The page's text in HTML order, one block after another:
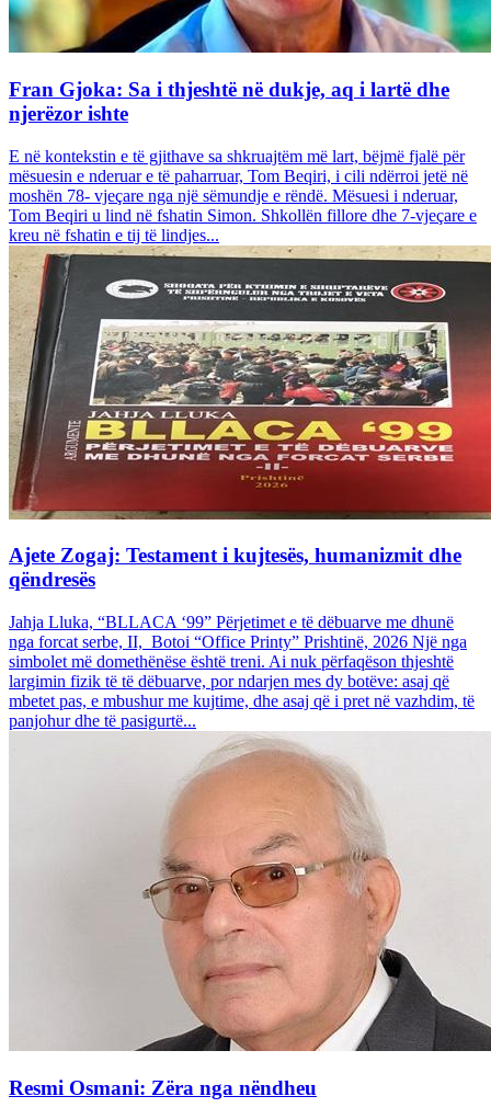
Fran Gjoka: Sa i thjeshtë në dukje, aq i lartë dhe
njerëzor ishte
E në kontekstin e të gjithave sa shkruajtëm më lart, bëjmë fjalë për
mësuesin e nderuar e të paharruar, Tom Beqiri, i cili ndërroi jetë në
moshën 78- vjeçare nga një sëmundje e rëndë. Mësuesi i nderuar,
Tom Beqiri u lind në fshatin Simon. Shkollën fillore dhe 7-vjeçare e
kreu në fshatin e tij të lindjes...
Ajete Zogaj: Testament i kujtesës, humanizmit dhe
qëndresës
Jahja Lluka, “BLLACA ‘99” Përjetimet e të dëbuarve me dhunë
nga forcat serbe, II, Botoi “Office Printy” Prishtinë, 2026 Një nga
simbolet më domethënëse është treni. Ai nuk përfaqëson thjeshtë
largimin fizik të të dëbuarve, por ndarjen mes dy botëve: asaj që
mbetet pas, e mbushur me kujtime, dhe asaj që i pret në vazhdim, të
panjohur dhe të pasigurtë...
Resmi Osmani: Zëra nga nëndheu